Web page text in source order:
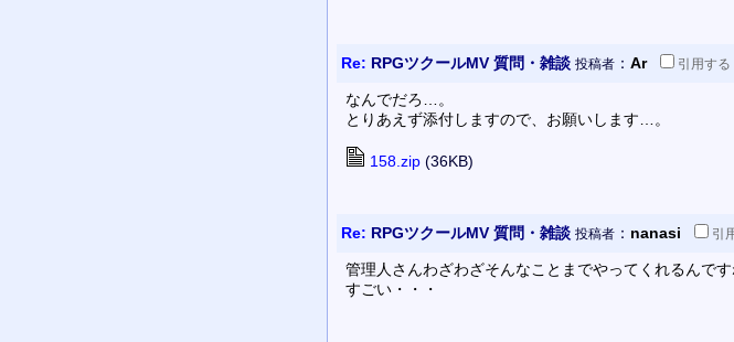
Re: RPGツクールMV 質問・雑談 投稿者 ： Ar 引用する
なんでだろ…。
とりあえず添付しますので、お願いします…。
158.zip (36KB)
Re: RPGツクールMV 質問・雑談 投稿者 ： nanasi 引
管理人さんわざわざそんなことまでやってくれるんです
すごい・・・